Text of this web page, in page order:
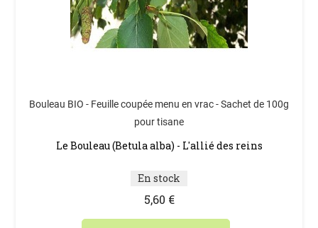
Bouleau BIO - Feuille coupée menu en vrac - Sachet de 100g
pour tisane
Le Bouleau (Betula alba) - L'allié des reins
En stock
5,60 €